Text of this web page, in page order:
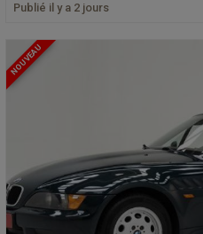
Publié il y a 2 jours
NOUVEAU